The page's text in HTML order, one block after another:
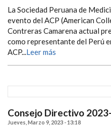
La Sociedad Peruana de
evento del ACP (American
Contreras Camarena actual
como representante del Perú
ACP...Leer más
Consejo Directivo
Jueves, Marzo 9, 2023 - 13:18